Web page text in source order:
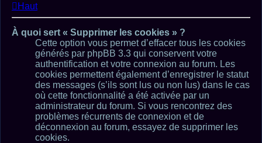
Haut
À quoi sert « Supprimer les cookies » ?
Cette option vous permet d’effacer tous les cookies
générés par phpBB 3.3 qui conservent votre
authentification et votre connexion au forum. Les
cookies permettent également d’enregistrer le statut
des messages (s’ils sont lus ou non lus) dans le cas
où cette fonctionnalité a été activée par un
administrateur du forum. Si vous rencontrez des
problèmes récurrents de connexion et de
déconnexion au forum, essayez de supprimer les
cookies.